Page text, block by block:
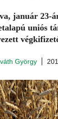
január 23-
uniós
György